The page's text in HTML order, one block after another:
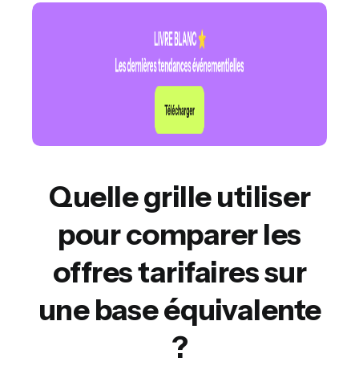
Quelle grille utiliser
pour comparer les
offres tarifaires sur
une base équivalente
?